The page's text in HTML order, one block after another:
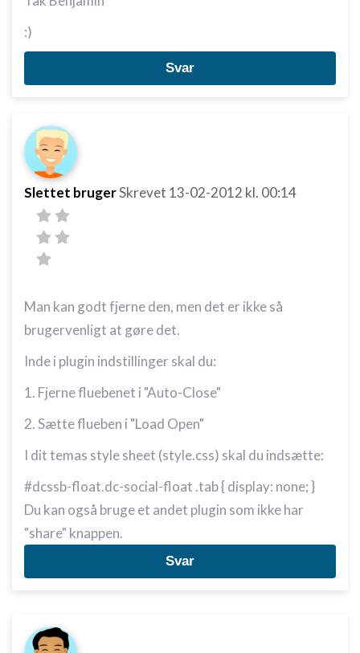
:)
Svar
Slettet brugerSkrevet 13-02-2012 kl. 00:14
Man kan godt fjerne den, men det er ikke så
brugervenligt at gøre det.
Inde i plugin indstillinger skal du:
1. Fjerne fluebenet i "Auto-Close"
2. Sætte flueben i "Load Open"
I dit temas style sheet (style.css) skal du indsætte:
#dcssb-float.dc-social-float .tab { display: none; }
Du kan også bruge et andet plugin som ikke har
"share" knappen.
Svar